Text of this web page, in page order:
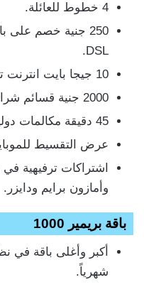
4 خطوط للعائلة.
DSL.
10 جيجا بايت انترنت تجوال مرتين في السنة.
2000 جنية قسائم شراء سنوية.
45 دقيقة مكالمات دولية.
عرض التقسيط للموبايلات
اشتراكات ترفيهية
وأمازون برايم ودايزر.
باقة بريمير 1000
شهرياً.